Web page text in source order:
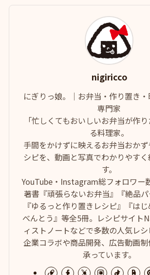
nigiricco
にぎりっ娘。｜お弁当・作り置き
専門家
「忙しくてもおいしいお弁当が作
る料理家。
手間をかけずに映えるお弁当おか
シピを、動画と写真でわかりやす
す。
YouTube・Instagram総フォロワー
著書『頑張らないお弁当』『絶品パ
『ゆるっと作り置きレシピ』『は
べんとう』等全5冊。レシピサイト
ィストノートなどで多数の人気レシ
企業コラボや商品開発、広告動画
承っています。